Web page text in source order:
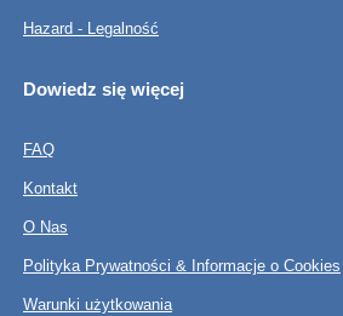
Hazard - Legalność
Dowiedz się więcej
FAQ
Kontakt
O Nas
Polityka Prywatności & Informacje o Cookies
Warunki użytkowania